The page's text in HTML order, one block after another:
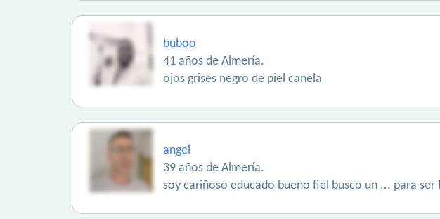
buboo
41 años de Almería.
ojos grises negro de piel canela
angel
39 años de Almería.
soy cariñoso educado bueno fiel busco un ... para